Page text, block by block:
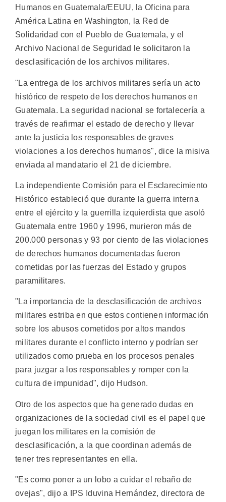
Humanos en Guatemala/EEUU, la Oficina para
América Latina en Washington, la Red de
Solidaridad con el Pueblo de Guatemala, y el
Archivo Nacional de Seguridad le solicitaron la
desclasificación de los archivos militares.
"La entrega de los archivos militares sería un acto
histórico de respeto de los derechos humanos en
Guatemala. La seguridad nacional se fortalecería a
través de reafirmar el estado de derecho y llevar
ante la justicia los responsables de graves
violaciones a los derechos humanos", dice la misiva
enviada al mandatario el 21 de diciembre.
La independiente Comisión para el Esclarecimiento
Histórico estableció que durante la guerra interna
entre el ejército y la guerrilla izquierdista que asoló
Guatemala entre 1960 y 1996, murieron más de
200.000 personas y 93 por ciento de las violaciones
de derechos humanos documentadas fueron
cometidas por las fuerzas del Estado y grupos
paramilitares.
"La importancia de la desclasificación de archivos
militares estriba en que estos contienen información
sobre los abusos cometidos por altos mandos
militares durante el conflicto interno y podrían ser
utilizados como prueba en los procesos penales
para juzgar a los responsables y romper con la
cultura de impunidad", dijo Hudson.
Otro de los aspectos que ha generado dudas en
organizaciones de la sociedad civil es el papel que
juegan los militares en la comisión de
desclasificación, a la que coordinan además de
tener tres representantes en ella.
"Es como poner a un lobo a cuidar el rebaño de
ovejas", dijo a IPS Iduvina Hernández, directora de